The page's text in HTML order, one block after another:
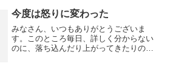
今度は怒りに変わった
みなさん、いつもありがとうございま
す。このところ毎日、詳しく分からない
のに、落ち込んだり上がってきたりの気